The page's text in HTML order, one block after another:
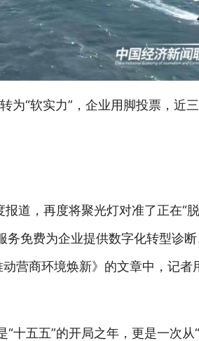
为“软实力”，企业用脚投票，近
道，再度将聚光灯对准了正在“
免费为企业提供数字化转型诊断
营商环境焕新》的文章中，记者
五五”的开局之年，更是一次从